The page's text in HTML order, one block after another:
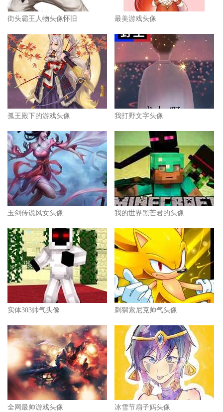
街头霸王人物头像怀旧 最美游戏头像
孤王殿下的游戏头像 我打野文字头像
玉剑传说风女头像 我的世界黑芒君的头像
实体303帅气头像 刺猬索尼克帅气头像
全网最帅游戏头像 冰雪节扇子妈头像